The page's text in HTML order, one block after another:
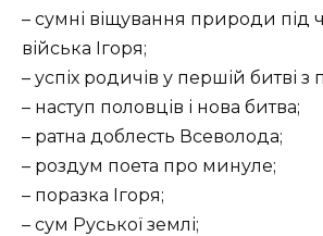
– сумні віщування природи під
війська Ігоря;
– успіх родичів у першій битві
– наступ половців і нова битва;
– ратна доблесть Всеволода;
– роздум поета про минуле;
– поразка Ігоря;
– сум Руської землі;